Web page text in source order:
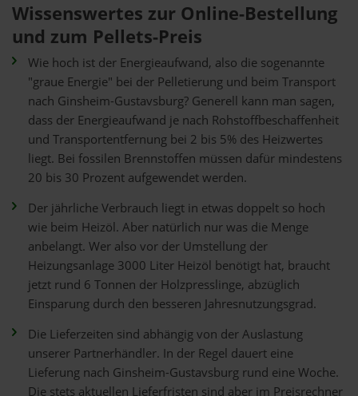
Wissenswertes zur Online-Bestellung
und zum Pellets-Preis
Wie hoch ist der Energieaufwand, also die sogenannte
"graue Energie" bei der Pelletierung und beim Transport
nach Ginsheim-Gustavsburg? Generell kann man sagen,
dass der Energieaufwand je nach Rohstoffbeschaffenheit
und Transportentfernung bei 2 bis 5% des Heizwertes
liegt. Bei fossilen Brennstoffen müssen dafür mindestens
20 bis 30 Prozent aufgewendet werden.
Der jährliche Verbrauch liegt in etwas doppelt so hoch
wie beim Heizöl. Aber natürlich nur was die Menge
anbelangt. Wer also vor der Umstellung der
Heizungsanlage 3000 Liter Heizöl benötigt hat, braucht
jetzt rund 6 Tonnen der Holzpresslinge, abzüglich
Einsparung durch den besseren Jahresnutzungsgrad.
Die Lieferzeiten sind abhängig von der Auslastung
unserer Partnerhändler. In der Regel dauert eine
Lieferung nach Ginsheim-Gustavsburg rund eine Woche.
Die stets aktuellen Lieferfristen sind aber im Preisrechner